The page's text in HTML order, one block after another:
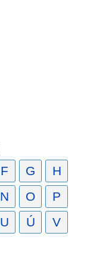
F G
H
N O
P
U Ú
V